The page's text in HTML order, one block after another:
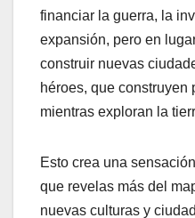
financiar la guerra, la
expansión, pero en
construir nuevas
héroes, que construyen
mientras exploran la
Esto crea una
que revelas más del
nuevas culturas y